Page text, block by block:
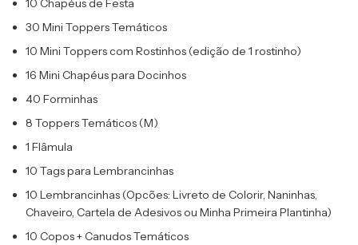
10 Chapéus de Festa
30 Mini Toppers Temáticos
10 Mini Toppers com Rostinhos (edição de 1 rostinho)
16 Mini Chapéus para Docinhos
40 Forminhas
8 Toppers Temáticos (M)
1 Flâmula
10 Tags para Lembrancinhas
10 Lembrancinhas (Opcões: Livreto de Colorir, Naninhas,
Chaveiro, Cartela de Adesivos ou Minha Primeira Plantinha)
10 Copos + Canudos Temáticos